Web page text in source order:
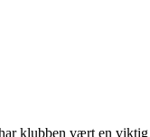
klubben vært en